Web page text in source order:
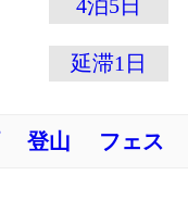
ウェアの左袖
ップの収納に
付いていたり
黄色のワンポ
4泊5日
延滞1日
登山 フェス